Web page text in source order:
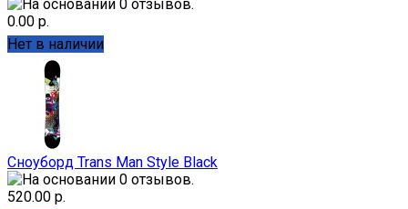
0.00 р.
Нет в наличии
Сноуборд Trans Man Style Black
520.00 р.